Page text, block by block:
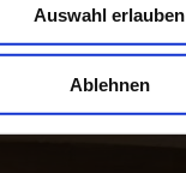
Auswahl erlauben
Ablehnen